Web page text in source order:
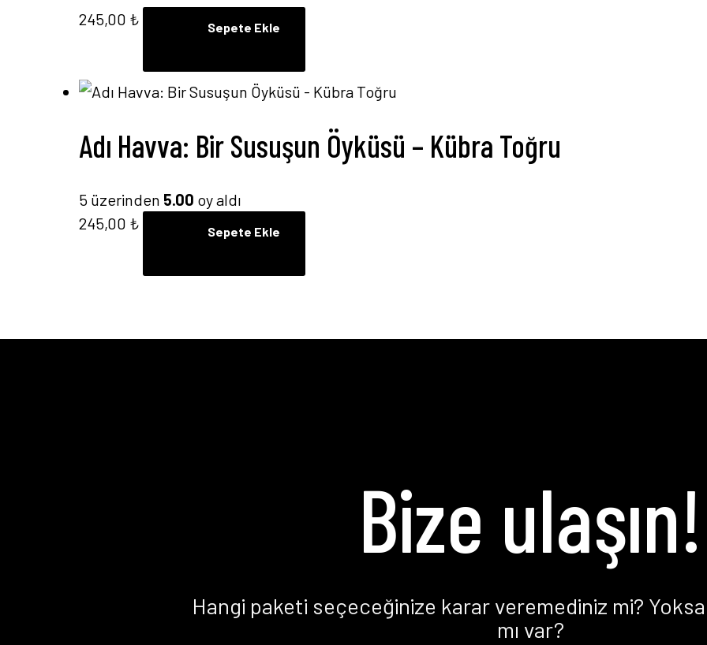
245,00 ₺ Sepete Ekle
Adı Havva: Bir Susuşun Öyküsü – Kübra Toğru
5 üzerinden 5.00 oy aldı
245,00 ₺ Sepete Ekle
Bize ulaşın!
Hangi paketi seçeceğinize karar veremediniz mi? Yoksa
mı var?